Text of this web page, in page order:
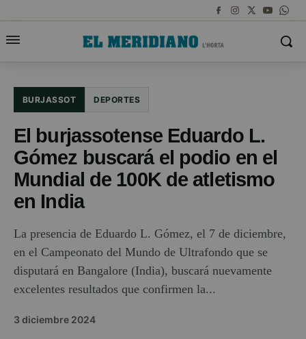
BURJASSOT DEPORTES
El burjassotense Eduardo L.
Gómez buscará el podio en el
Mundial de 100K de atletismo
en India
La presencia de Eduardo L. Gómez, el 7 de diciembre,
en el Campeonato del Mundo de Ultrafondo que se
disputará en Bangalore (India), buscará nuevamente
excelentes resultados que confirmen la...
3 diciembre 2024